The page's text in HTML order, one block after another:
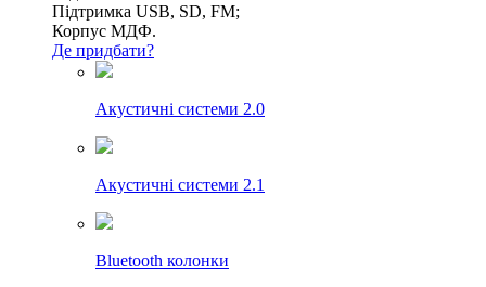
Підтримка USB, SD, FM;
Корпус МДФ.
Де придбати?
Акустичні системи 2.0
Акустичні системи 2.1
Bluetooth колонки